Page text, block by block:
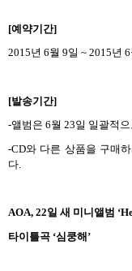
[예약기간]
2015년 6월 9일 ~ 2015년 6
[발송기간]
-앨범은 6월 23일 일괄적
-CD와 다른 상품을 구매
다.
AOA, 22일 새 미니앨범
타이틀곡 ‘심쿵해’